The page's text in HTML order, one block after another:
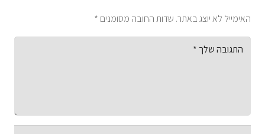
האימייל לא יוצג באתר. שדות החובה מסומנים *